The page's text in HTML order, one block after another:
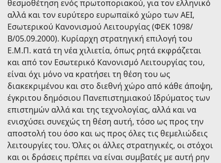
θεσμοθέτηση ενός πρωτοποριακού, για τον ελληνικό
αλλά και τον ευρύτερο ευρωπαϊκό χώρο των ΑΕΙ,
Εσωτερικού Κανονισμού Λειτουργίας (ΦΕΚ 1098/
Β/05.09.2000). Κυρίαρχη στρατηγική επιλογή του
Ε.Μ.Π. κατά τη νέα χιλιετία, όπως ρητά εκφράζεται
και από τον Εσωτερικό Κανονισμό Λειτουργίας του,
είναι όχι μόνο να κρατήσει τη θέση του ως
διακεκριμένου και στο διεθνή χώρο από κάθε άποψη,
έγκριτου δημόσιου Πανεπιστημιακού Ιδρύματος των
επιστημών αλλά και της τεχνολογίας, αλλά και να
ενισχύσει συνεχώς τη θέση αυτή, τόσο ως προς την
αποστολή του όσο και ως προς όλες τις θεμελιώδεις
λειτουργίες του. Όλες οι άλλες στρατηγικές, οι στόχοι
και οι δράσεις πρέπει να είναι συμβατές με αυτή ρην